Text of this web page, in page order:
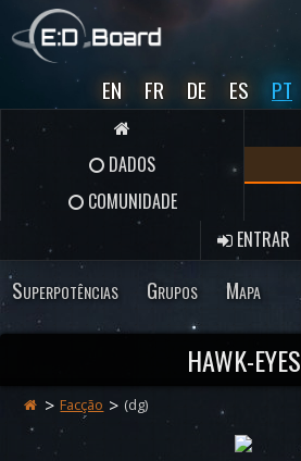
EN FR DE ES PT
DADOS
COMUNIDADE
ENTRAR
Superpotências Grupos Mapa
HAWK-EYES
Facção (dg)